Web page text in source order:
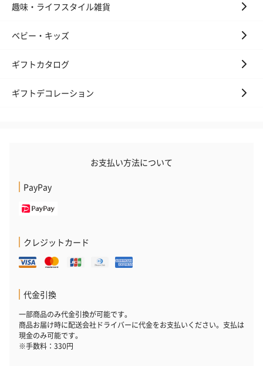
趣味・ライフスタイル雑貨
ベビー・キッズ
ギフトカタログ
ギフトデコレーション
お支払い方法について
PayPay
クレジットカード
代金引換
一部商品のみ代金引換が可能です。
商品お届け時に配送会社ドライバーに代金をお支払いください。支払は
現金のみ可能です。
※手数料：330円